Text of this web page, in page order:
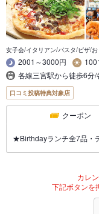
女子会/イタリアン/パスタ/ピザ/
2001～3000円
各線三宮駅から徒歩6分
口コミ投稿特典対象店
クーポン
★Birthdayランチ全7品
カレ
下記ボタンを